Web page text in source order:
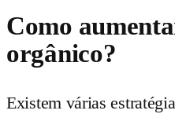
Como
orgânico?
Existem várias